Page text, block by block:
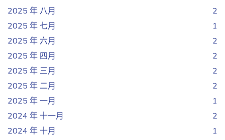
2025 年 八月
2
2025 年 七月
1
2025 年 六月
2
2025 年 四月
2
2025 年 三月
2
2025 年 二月
2
2025 年 一月
1
2024 年 十一月
2
2024 年 十月
1